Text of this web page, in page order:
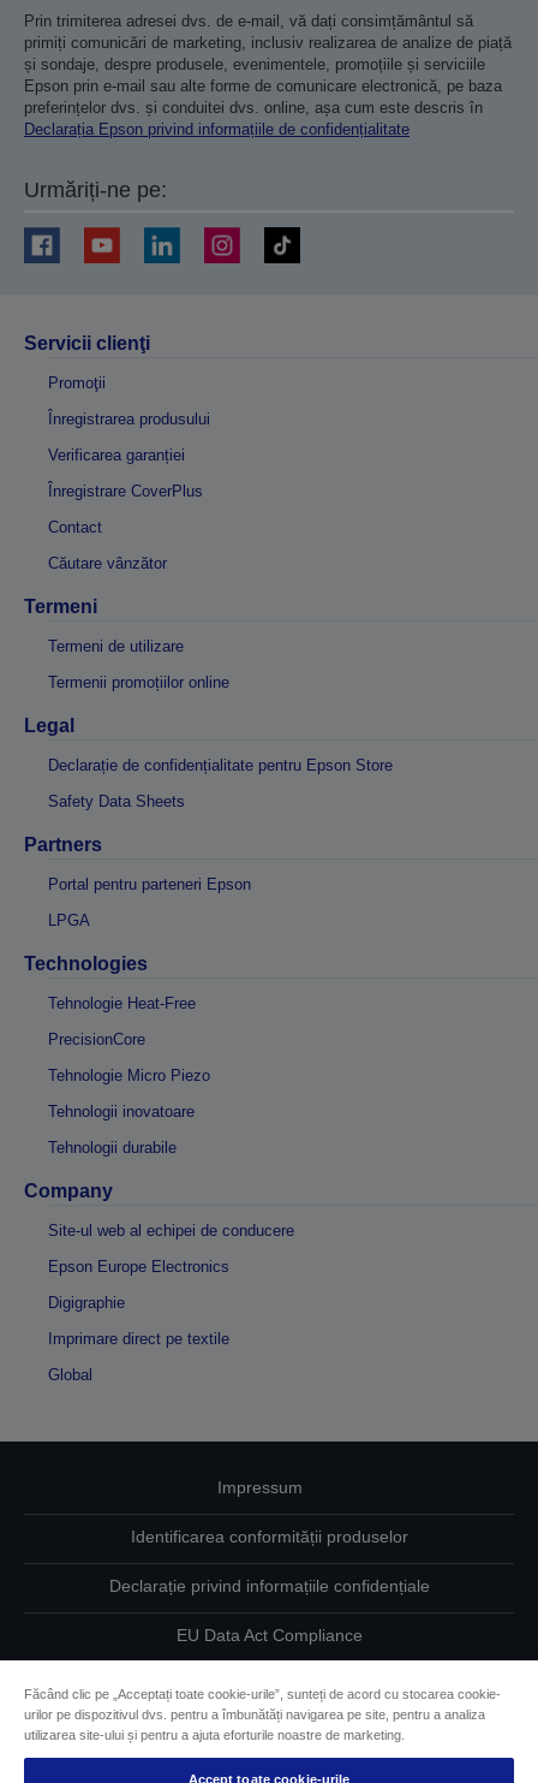
Prin trimiterea adresei dvs. de e-mail, vă dați consimțământul să
primiți comunicări de marketing, inclusiv realizarea de analize de piață
și sondaje, despre produsele, evenimentele, promoțiile și serviciile
Epson prin e-mail sau alte forme de comunicare electronică, pe baza
preferințelor dvs. și conduitei dvs. online, așa cum este descris în
Declarația Epson privind informațiile de confidențialitate
Urmăriți-ne pe:
Servicii clienţi
Promoţii
Înregistrarea produsului
Verificarea garanției
Înregistrare CoverPlus
Contact
Căutare vânzător
Termeni
Termeni de utilizare
Termenii promoțiilor online
Legal
Declarație de confidențialitate pentru Epson Store
Safety Data Sheets
Partners
Portal pentru parteneri Epson
LPGA
Technologies
Tehnologie Heat-Free
PrecisionCore
Tehnologie Micro Piezo
Tehnologii inovatoare
Tehnologii durabile
Company
Site-ul web al echipei de conducere
Epson Europe Electronics
Digigraphie
Imprimare direct pe textile
Global
Impressum
Identificarea conformității produselor
Declarație privind informațiile confidențiale
EU Data Act Compliance
Informaţii despre modulele cookie
Făcând clic pe „Acceptați toate cookie-urile”, sunteți de acord cu stocarea cookie-
urilor pe dispozitivul dvs. pentru a îmbunătăți navigarea pe site, pentru a analiza
utilizarea site-ului și pentru a ajuta eforturile noastre de marketing.
Accept toate cookie-urile